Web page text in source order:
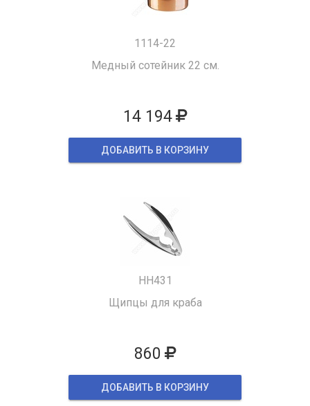
1114-22
Медный сотейник 22 см.
14 194
ДОБАВИТЬ В КОРЗИНУ
HH431
Щипцы для краба
860
ДОБАВИТЬ В КОРЗИНУ